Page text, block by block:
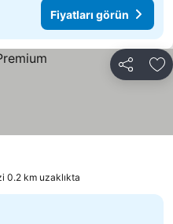
Fiyatları görün
Paylaş
0.2 km uzaklıkta